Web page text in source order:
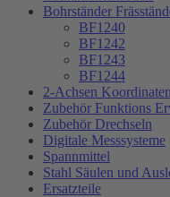
Bohrständer
BF1240
BF1242
BF1243
BF1244
2-Achsen
Zubehör Funktions
Zubehör Drechseln
Digitale Messsysteme
Spannmittel
Stahl Säulen und
Ersatzteile